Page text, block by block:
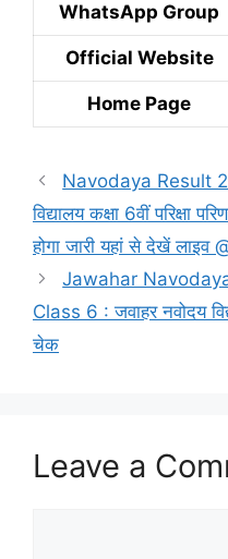
WhatsApp Group
Official Website
Home Page
Navodaya Result
विद्यालय कक्षा 6वीं परिक्षा
होगा जारी यहां से देखें
Jawahar
Class 6 : जवाहर नवोदय
चेक
Leave a